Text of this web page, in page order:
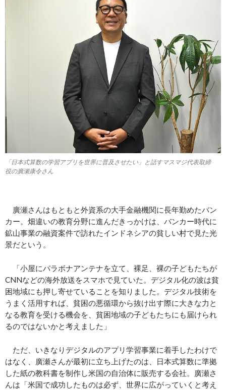
「日本式算数の学習アプリを世界に普及させたい」と話すマスマジ代表取締
役の廣瀬康令さん
廣瀬さんはもともと外資系の大手金融機関に長年勤めたバン
カー。畑違いの教育分野に進んだきっかけは、バンカー時代に
鉱山事業の融資案件で訪れたインドネシアの貧しい村で見た光
景だという。
「小屋にパラボナアンテナを立て、裸足、裸の子どもたちが
CNNなどの海外放送をスマホで見ていた。デジタル化の波は貧
困地域にも押し寄せていることを知りました。デジタル技術を
うまく活用すれば、貧困の悪循環から抜け出す際に大きな力と
なる教育を受ける機会を、貧困地域の子どもたちにも届けられ
るのではないかと考えました」
ただ、いきなりデジタルのアプリ学習事業に着手したわけで
はなく、廣瀬さんが最初に立ち上げたのは、日本式算数に準拠
した紙の教科書を制作し米国の自治体に販売する会社。廣瀬さ
んは「米国で成功したものは必ず、世界に広がっていくと考え